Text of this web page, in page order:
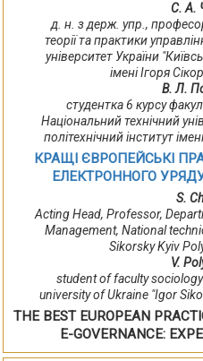
С. А.
д. н. з держ. упр.,
теорії та практики
університет України
імені Ігоря
В. Л.
студентка 6 курсу
Національний технічний
політехнічний інститут
КРАЩІ ЄВРОПЕЙСЬКІ
ЕЛЕКТРОННОГО
S.
Acting Head, Professor,
Management, National
Sikorsky Kyiv
V.
student of faculty
university of Ukraine "Igor
THE BEST EUROPEAN
E-GOVERNANCE: